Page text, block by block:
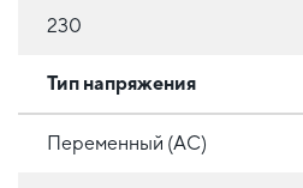
230
Тип напряжения
Переменный (AC)